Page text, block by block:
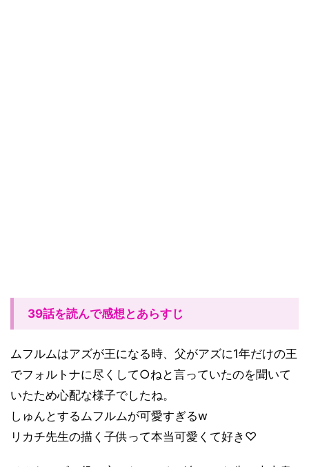
39話を読んで感想とあらすじ
ムフルムはアズが王になる時、父がアズに1年だけの王
でフォルトナに尽くして○ねと言っていたのを聞いて
いたため心配な様子でしたね。
しゅんとするムフルムが可愛すぎるw
リカチ先生の描く子供って本当可愛くて好き♡